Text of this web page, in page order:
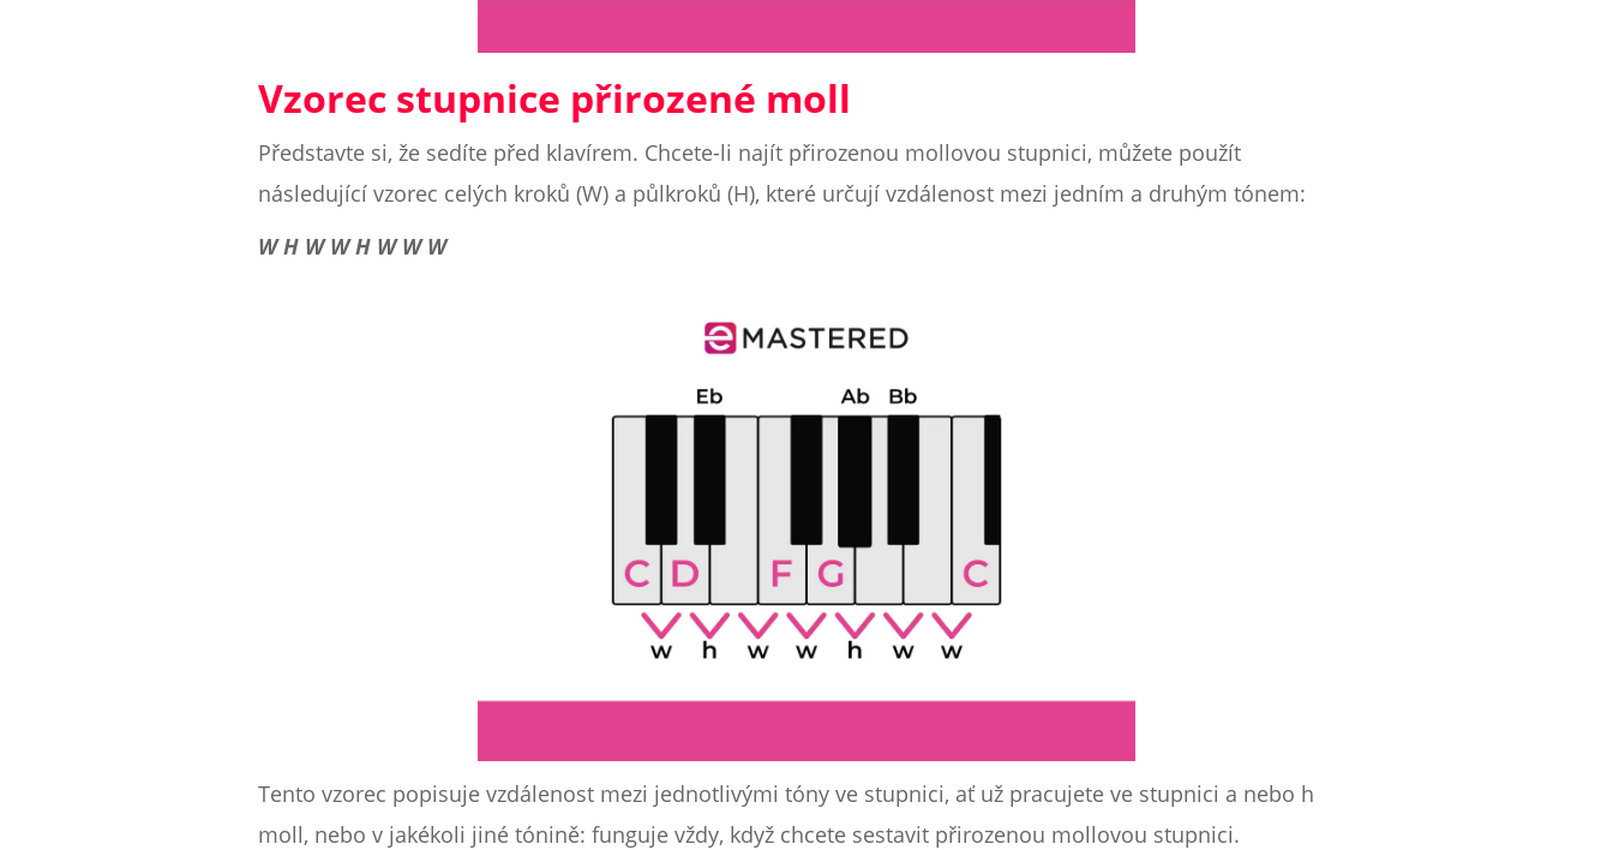
Vzorec stupnice přirozené moll
Představte si, že sedíte před klavírem. Chcete-li najít přirozenou mollovou stupnici, můžete použít
následující vzorec celých kroků (W) a půlkroků (H), které určují vzdálenost mezi jedním a druhým tónem:
W H W W H W W W
Tento vzorec popisuje vzdálenost mezi jednotlivými tóny ve stupnici, ať už pracujete ve stupnici a nebo h
moll, nebo v jakékoli jiné tónině: funguje vždy, když chcete sestavit přirozenou mollovou stupnici.